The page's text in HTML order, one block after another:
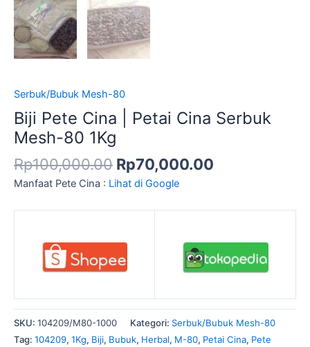
Serbuk/Bubuk Mesh-80
Biji Pete Cina | Petai Cina Serbuk
Mesh-80 1Kg
Rp100,000.00 Rp70,000.00
Manfaat Pete Cina : Lihat di Google
SKU: 104209/M80-1000 Kategori: Serbuk/Bubuk Mesh-80
Tag: 104209, 1Kg, Biji, Bubuk, Herbal, M-80, Petai Cina, Pete